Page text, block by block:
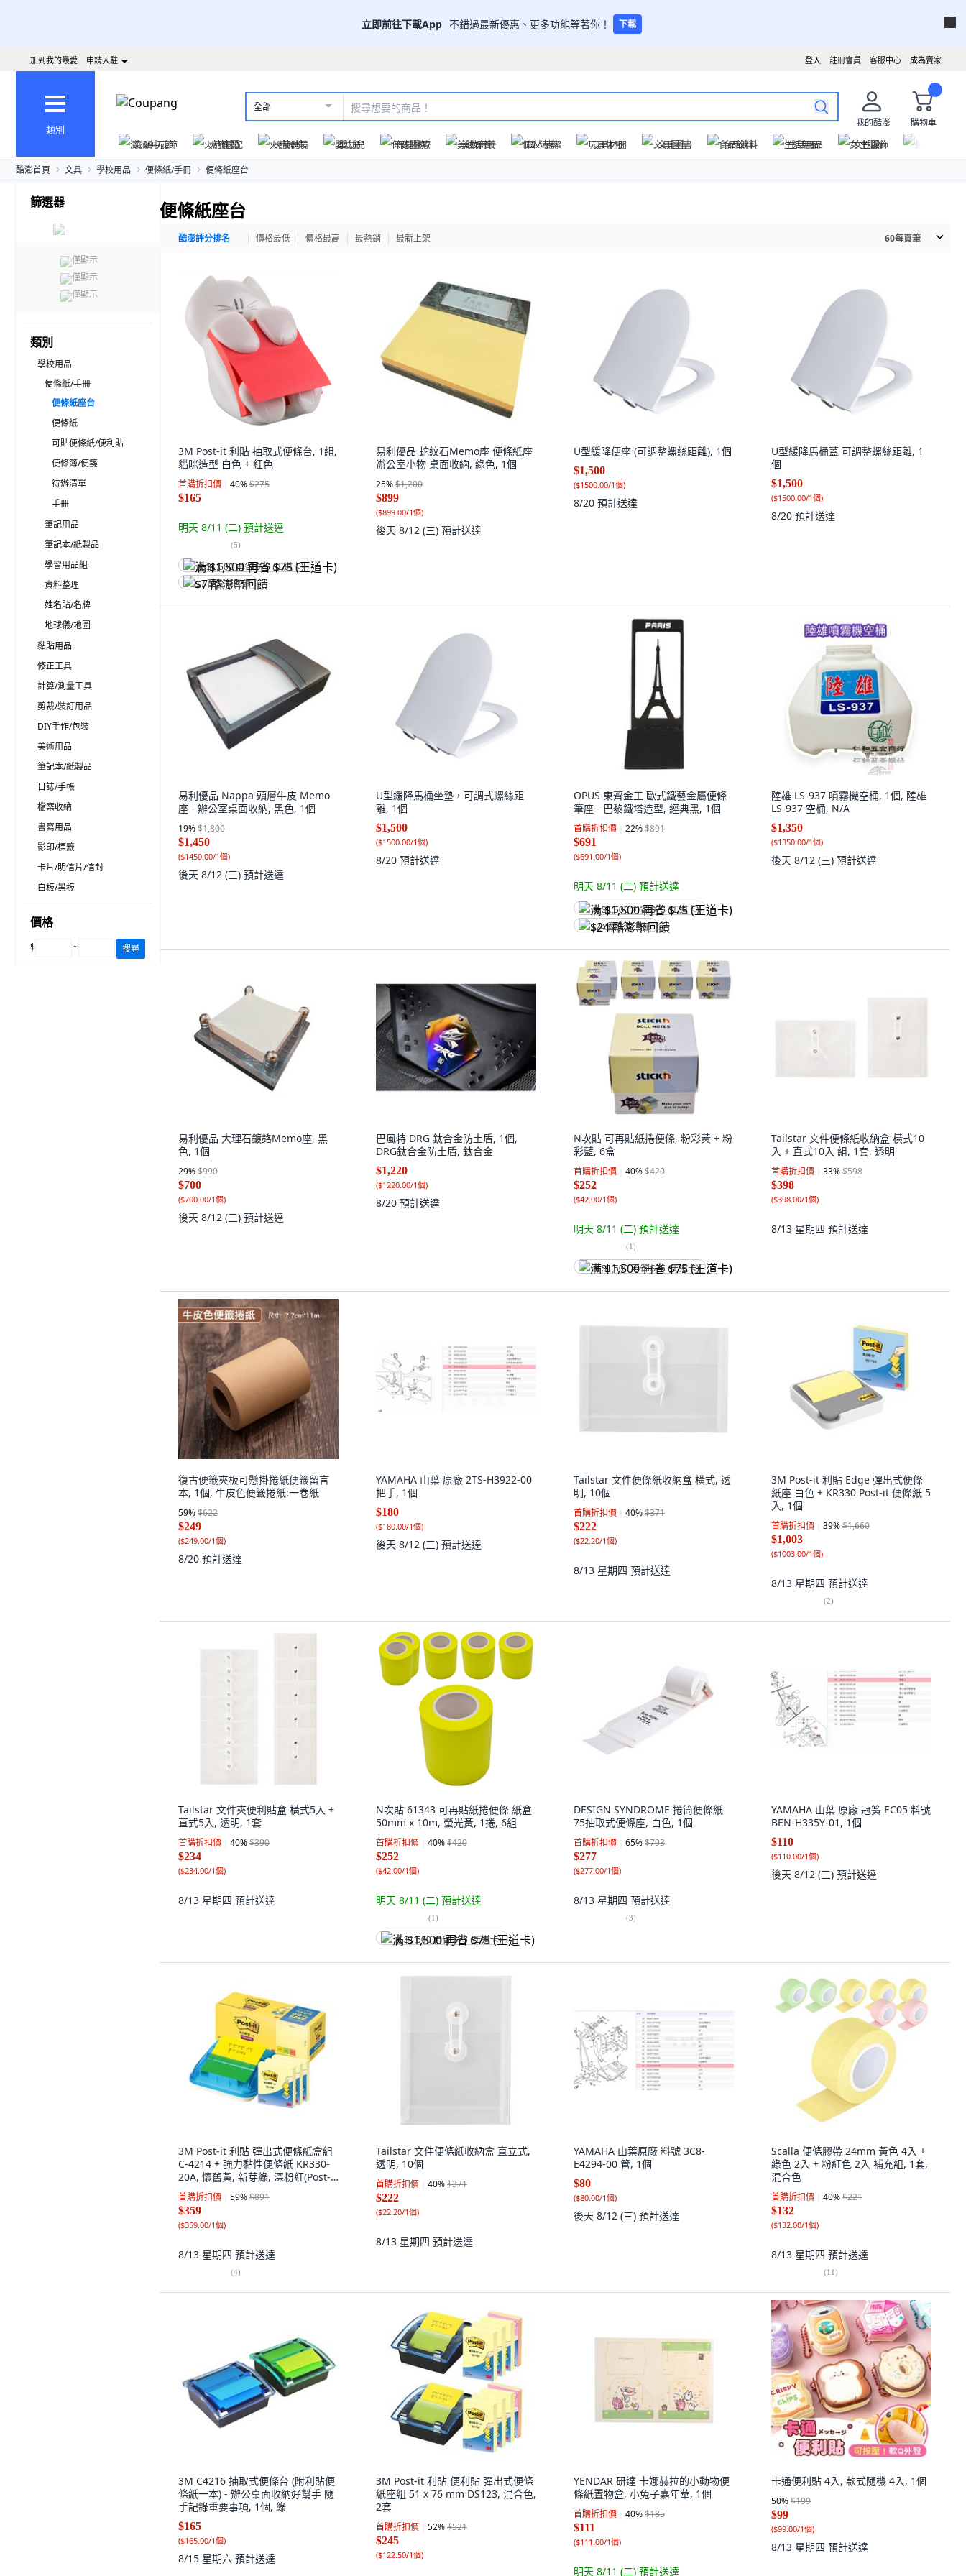
立即前往下載App 不錯過最新優惠、更多功能等著你！ 下載
成為賣家
客服中心
註冊會員
登入
加到我的最愛 申請入駐
類別
全部
我的酷澎
購物車
澎派中元節
火箭速配 火箭跨境 嬰幼兒 保健醫療 美妝保養 個人清潔 玩具休閒 文具圖書 食品飲料 生活用品 女性服飾
酷澎首頁 文具 學校用品 便條紙/手冊 便條紙座台
篩選器
僅顯示
僅顯示
僅顯示
類別
學校用品
便條紙/手冊
便條紙座台
便條紙
可貼便條紙/便利貼
便條簿/便箋
待辦清單
手冊
筆記用品
筆記本/紙製品
學習用品組
資料整理
姓名貼/名牌
地球儀/地圖
黏貼用品
修正工具
計算/測量工具
剪裁/裝訂用品
DIY手作/包裝
美術用品
筆記本/紙製品
日誌/手帳
檔案收納
書寫用品
影印/標籤
卡片/明信片/信封
白板/黑板
價格
$ ~ 搜尋
便條紙座台
酷澎評分排名 價格最低 價格最高 最熱銷 最新上架 60每頁筆
3M Post-it 利貼 抽取式便條台, 1組,
貓咪造型 白色 + 紅色
首購折扣價 40%$275
$165
明天 8/11 (二) 預計送達
(5)
满 $1,500 再省 $75 (王道卡)
$7 酷澎幣回饋
易利優品 蛇紋石Memo座 便條紙座
辦公室小物 桌面收納, 綠色, 1個
25%$1,200
$899
($899.00/1個)
後天 8/12 (三) 預計送達
U型緩降便座 (可調整螺絲距離), 1個
$1,500
($1500.00/1個)
8/20 預計送達
U型緩降馬桶蓋 可調整螺絲距離, 1
個
$1,500
($1500.00/1個)
8/20 預計送達
易利優品 Nappa 頭層牛皮 Memo
座 - 辦公室桌面收納, 黑色, 1個
19%$1,800
$1,450
($1450.00/1個)
後天 8/12 (三) 預計送達
U型緩降馬桶坐墊，可調式螺絲距
離, 1個
$1,500
($1500.00/1個)
8/20 預計送達
OPUS 東齊金工 歐式鐵藝金屬便條
筆座 - 巴黎鐵塔造型, 經典黑, 1個
首購折扣價 22%$891
$691
($691.00/1個)
明天 8/11 (二) 預計送達
满 $1,500 再省 $75 (王道卡)
$24 酷澎幣回饋
陸雄 LS-937 噴霧機空桶, 1個, 陸雄
LS-937 空桶, N/A
$1,350
($1350.00/1個)
後天 8/12 (三) 預計送達
易利優品 大理石鍍鉻Memo座, 黑
色, 1個
29%$990
$700
($700.00/1個)
後天 8/12 (三) 預計送達
巴風特 DRG 鈦合金防土盾, 1個,
DRG鈦合金防土盾, 鈦合金
$1,220
($1220.00/1個)
8/20 預計送達
N次貼 可再貼紙捲便條, 粉彩黃 + 粉
彩藍, 6盒
首購折扣價 40%$420
$252
($42.00/1個)
明天 8/11 (二) 預計送達
(1)
满 $1,500 再省 $75 (王道卡)
Tailstar 文件便條紙收納盒 橫式10
入 + 直式10入 組, 1套, 透明
首購折扣價 33%$598
$398
($398.00/1個)
8/13 星期四 預計送達
復古便籤夾板可懸掛捲紙便籤留言
本, 1個, 牛皮色便籤捲紙:一卷紙
59%$622
$249
($249.00/1個)
8/20 預計送達
YAMAHA 山葉 原廠 2TS-H3922-00
把手, 1個
$180
($180.00/1個)
後天 8/12 (三) 預計送達
Tailstar 文件便條紙收納盒 橫式, 透
明, 10個
首購折扣價 40%$371
$222
($22.20/1個)
8/13 星期四 預計送達
3M Post-it 利貼 Edge 彈出式便條
紙座 白色 + KR330 Post-it 便條紙 5
入, 1個
首購折扣價 39%$1,660
$1,003
($1003.00/1個)
8/13 星期四 預計送達
(2)
Tailstar 文件夾便利貼盒 橫式5入 +
直式5入, 透明, 1套
首購折扣價 40%$390
$234
($234.00/1個)
8/13 星期四 預計送達
N次貼 61343 可再貼紙捲便條 紙盒
50mm x 10m, 螢光黃, 1捲, 6組
首購折扣價 40%$420
$252
($42.00/1個)
明天 8/11 (二) 預計送達
(1)
满 $1,500 再省 $75 (王道卡)
DESIGN SYNDROME 捲筒便條紙
75抽取式便條座, 白色, 1個
首購折扣價 65%$793
$277
($277.00/1個)
8/13 星期四 預計送達
(3)
YAMAHA 山葉 原廠 冠簧 EC05 料號
BEN-H335Y-01, 1個
$110
($110.00/1個)
後天 8/12 (三) 預計送達
3M Post-it 利貼 彈出式便條紙盒組
C-4214 + 強力黏性便條紙 KR330-
20A, 懷舊黃, 新芽綠, 深粉紅(Post-it
利貼), 1套
首購折扣價 59%$891
$359
($359.00/1個)
8/13 星期四 預計送達
(4)
Tailstar 文件便條紙收納盒 直立式,
透明, 10個
首購折扣價 40%$371
$222
($22.20/1個)
8/13 星期四 預計送達
YAMAHA 山葉原廠 料號 3C8-
E4294-00 管, 1個
$80
($80.00/1個)
後天 8/12 (三) 預計送達
Scalla 便條膠帶 24mm 黃色 4入 +
綠色 2入 + 粉紅色 2入 補充組, 1套,
混合色
首購折扣價 40%$221
$132
($132.00/1個)
8/13 星期四 預計送達
(11)
3M C4216 抽取式便條台 (附利貼便
條紙一本) - 辦公桌面收納好幫手 隨
手記錄重要事項, 1個, 綠
$165
($165.00/1個)
8/15 星期六 預計送達
3M Post-it 利貼 便利貼 彈出式便條
紙座組 51 x 76 mm DS123, 混合色,
2套
首購折扣價 52%$521
$245
($122.50/1個)
YENDAR 研達 卡娜赫拉的小動物便
條紙置物盒, 小兔子嘉年華, 1個
首購折扣價 40%$185
$111
($111.00/1個)
明天 8/11 (二) 預計送達
卡通便利貼 4入, 款式隨機 4入, 1個
50%$199
$99
($99.00/1個)
8/13 星期四 預計送達